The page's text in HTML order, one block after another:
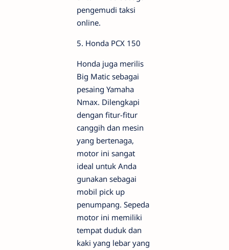
pengemudi taksi
online.
5. Honda PCX 150
Honda juga merilis
Big Matic sebagai
pesaing Yamaha
Nmax. Dilengkapi
dengan fitur-fitur
canggih dan mesin
yang bertenaga,
motor ini sangat
ideal untuk Anda
gunakan sebagai
mobil pick up
penumpang. Sepeda
motor ini memiliki
tempat duduk dan
kaki yang lebar yang